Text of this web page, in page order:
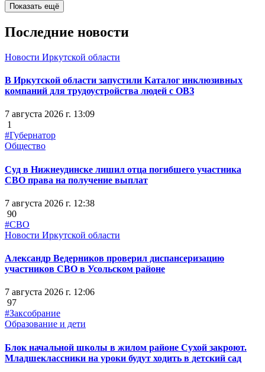
Показать ещё
Последние новости
Новости Иркутской области
В Иркутской области запустили Каталог инклюзивных
компаний для трудоустройства людей с ОВЗ
7 августа 2026 г. 13:09
1
#Губернатор
Общество
Суд в Нижнеудинске лишил отца погибшего участника
СВО права на получение выплат
7 августа 2026 г. 12:38
90
#СВО
Новости Иркутской области
Александр Ведерников проверил диспансеризацию
участников СВО в Усольском районе
7 августа 2026 г. 12:06
97
#Заксобрание
Образование и дети
Блок начальной школы в жилом районе Сухой закроют.
Младшеклассники на уроки будут ходить в детский сад